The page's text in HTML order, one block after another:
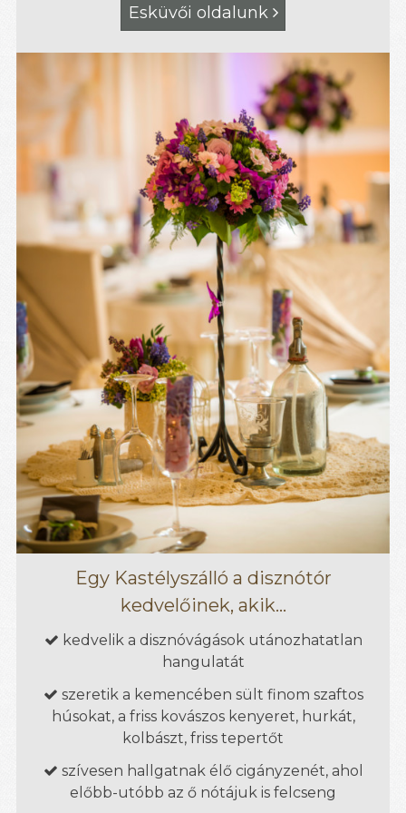
Esküvői oldalunk 
Egy Kastélyszálló a disznótór
kedvelőinek, akik...
 kedvelik a disznóvágások utánozhatatlan
hangulatát
 szeretik a kemencében sült finom szaftos
húsokat, a friss kovászos kenyeret, hurkát,
kolbászt, friss tepertőt
 szívesen hallgatnak élő cigányzenét, ahol
előbb-utóbb az ő nótájuk is felcseng